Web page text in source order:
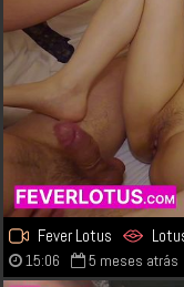
Fever Lotus
15:06 5 meses atrás